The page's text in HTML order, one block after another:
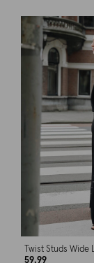
Twist Studs
59.99